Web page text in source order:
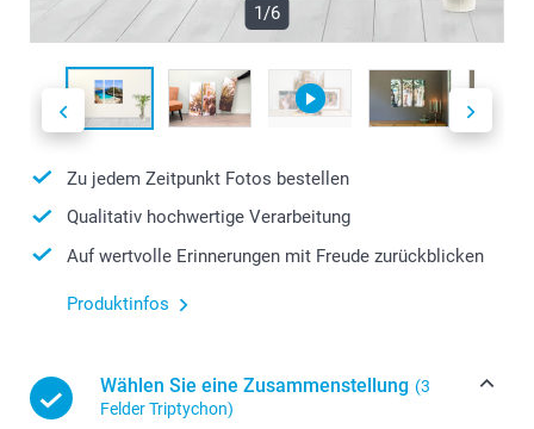
1/6
Zu jedem Zeitpunkt Fotos bestellen
Qualitativ hochwertige Verarbeitung
Auf wertvolle Erinnerungen mit Freude zurückblicken
Produktinfos
Wählen Sie eine Zusammenstellung (3
Felder Triptychon)